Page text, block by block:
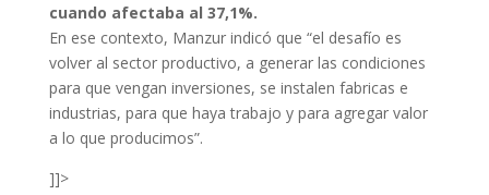
cuando afectaba al 37,1%.
En ese contexto, Manzur indicó que “el desafío es
volver al sector productivo, a generar las condiciones
para que vengan inversiones, se instalen fabricas e
industrias, para que haya trabajo y para agregar valor
a lo que producimos”.
]]>